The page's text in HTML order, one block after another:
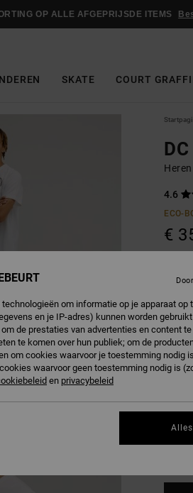
OP ALLE AFGEPRIJSDE ITEMS
SKATE COURT
4.6
ECO-
€
Kleur
XS
om informatie op je apparaat op
en je IP-adres) kunnen worden
de prestaties van advertenties en content
te komen over hun publiek; om de
om cookies waarvoor je toestemming nodig
waarvoor geen toestemming nodig is
en privacybeleid